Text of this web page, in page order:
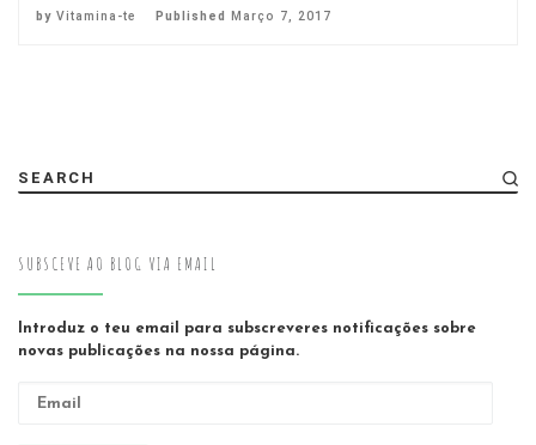
by Vitamina-te Published Março 7, 2017
SEARCH
SUBSCEVE AO BLOG VIA EMAIL
Introduz o teu email para subscreveres notificações sobre
novas publicações na nossa página.